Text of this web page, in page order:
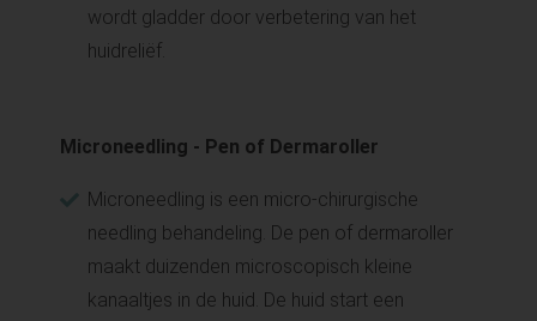
wordt gladder door verbetering van het
huidreliëf.
Microneedling - Pen of Dermaroller
Microneedling is een micro-chirurgische
needling behandeling. De pen of dermaroller
maakt duizenden microscopisch kleine
kanaaltjes in de huid. De huid start een